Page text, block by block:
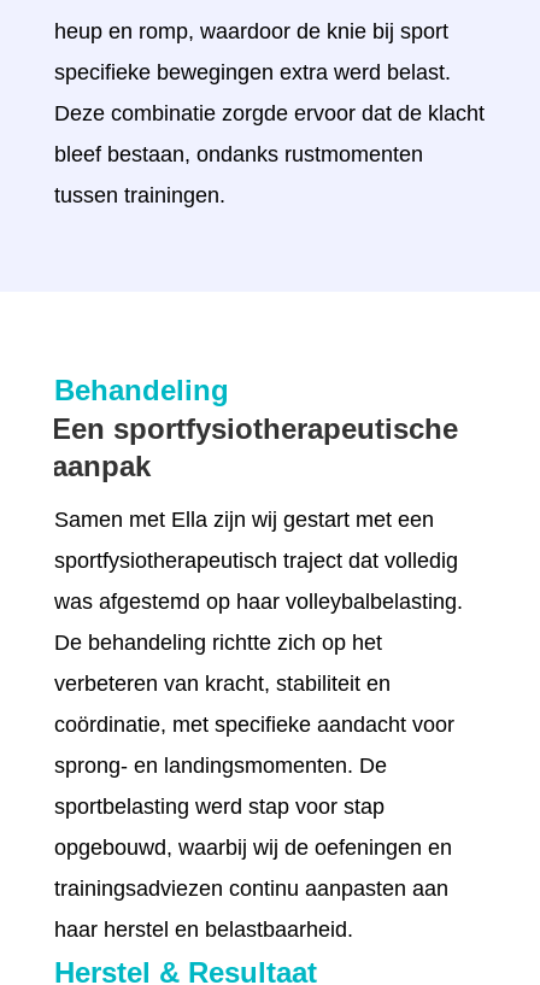
heup en romp, waardoor de knie bij sport
specifieke bewegingen extra werd belast.
Deze combinatie zorgde ervoor dat de klacht
bleef bestaan, ondanks rustmomenten
tussen trainingen.
Behandeling
Een sportfysiotherapeutische
aanpak
Samen met Ella zijn wij gestart met een
sportfysiotherapeutisch traject dat volledig
was afgestemd op haar volleybalbelasting.
De behandeling richtte zich op het
verbeteren van kracht, stabiliteit en
coördinatie, met specifieke aandacht voor
sprong- en landingsmomenten. De
sportbelasting werd stap voor stap
opgebouwd, waarbij wij de oefeningen en
trainingsadviezen continu aanpasten aan
haar herstel en belastbaarheid.
Herstel & Resultaat